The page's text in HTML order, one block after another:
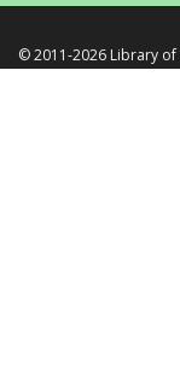
© 2011-2026 Library of